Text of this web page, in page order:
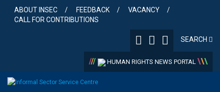
content
ABOUT INSEC FEEDBACK
VACANCY
CALL FOR CONTRIBUTIONS
SEARCH
/// HUMAN RIGHTS NEWS PORTAL \\\